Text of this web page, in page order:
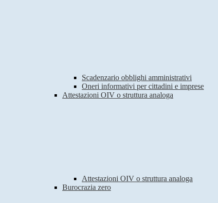
Scadenzario obblighi amministrativi
Oneri informativi per cittadini e imprese
Attestazioni OIV o struttura analoga
Attestazioni OIV o struttura analoga
Burocrazia zero